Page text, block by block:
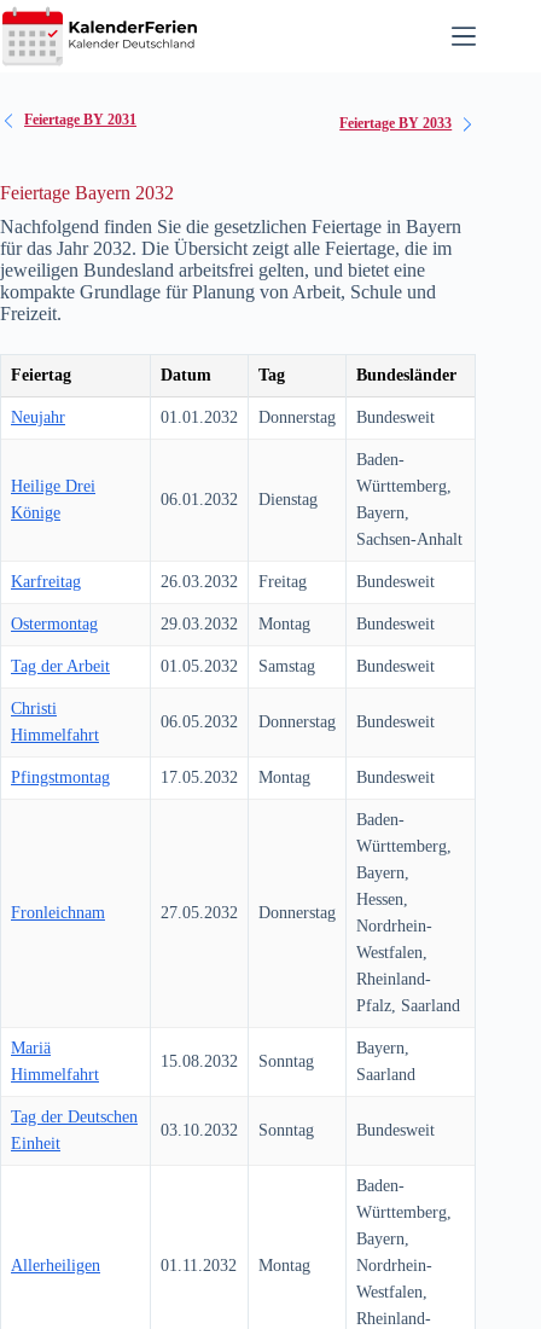
Zum
Inhalt
springen
Feiertage BY 2031 Feiertage BY 2033
Feiertage Bayern 2032
Nachfolgend finden Sie die gesetzlichen Feiertage in Bayern
für das Jahr 2032. Die Übersicht zeigt alle Feiertage, die im
jeweiligen Bundesland arbeitsfrei gelten, und bietet eine
kompakte Grundlage für Planung von Arbeit, Schule und
Freizeit.
Feiertag Datum Tag Bundesländer
Neujahr 01.01.2032 Donnerstag Bundesweit
Heilige Drei
Könige
06.01.2032 Dienstag
Baden-
Württemberg,
Bayern,
Sachsen-Anhalt
Karfreitag 26.03.2032 Freitag Bundesweit
Ostermontag 29.03.2032 Montag Bundesweit
Tag der Arbeit 01.05.2032 Samstag Bundesweit
Christi
Himmelfahrt
06.05.2032 Donnerstag Bundesweit
Pfingstmontag 17.05.2032 Montag Bundesweit
Fronleichnam 27.05.2032 Donnerstag
Baden-
Württemberg,
Bayern,
Hessen,
Nordrhein-
Westfalen,
Rheinland-
Pfalz, Saarland
Mariä
Himmelfahrt
15.08.2032 Sonntag
Bayern,
Saarland
Tag der Deutschen
Einheit
03.10.2032 Sonntag Bundesweit
Allerheiligen 01.11.2032 Montag
Baden-
Württemberg,
Bayern,
Nordrhein-
Westfalen,
Rheinland-